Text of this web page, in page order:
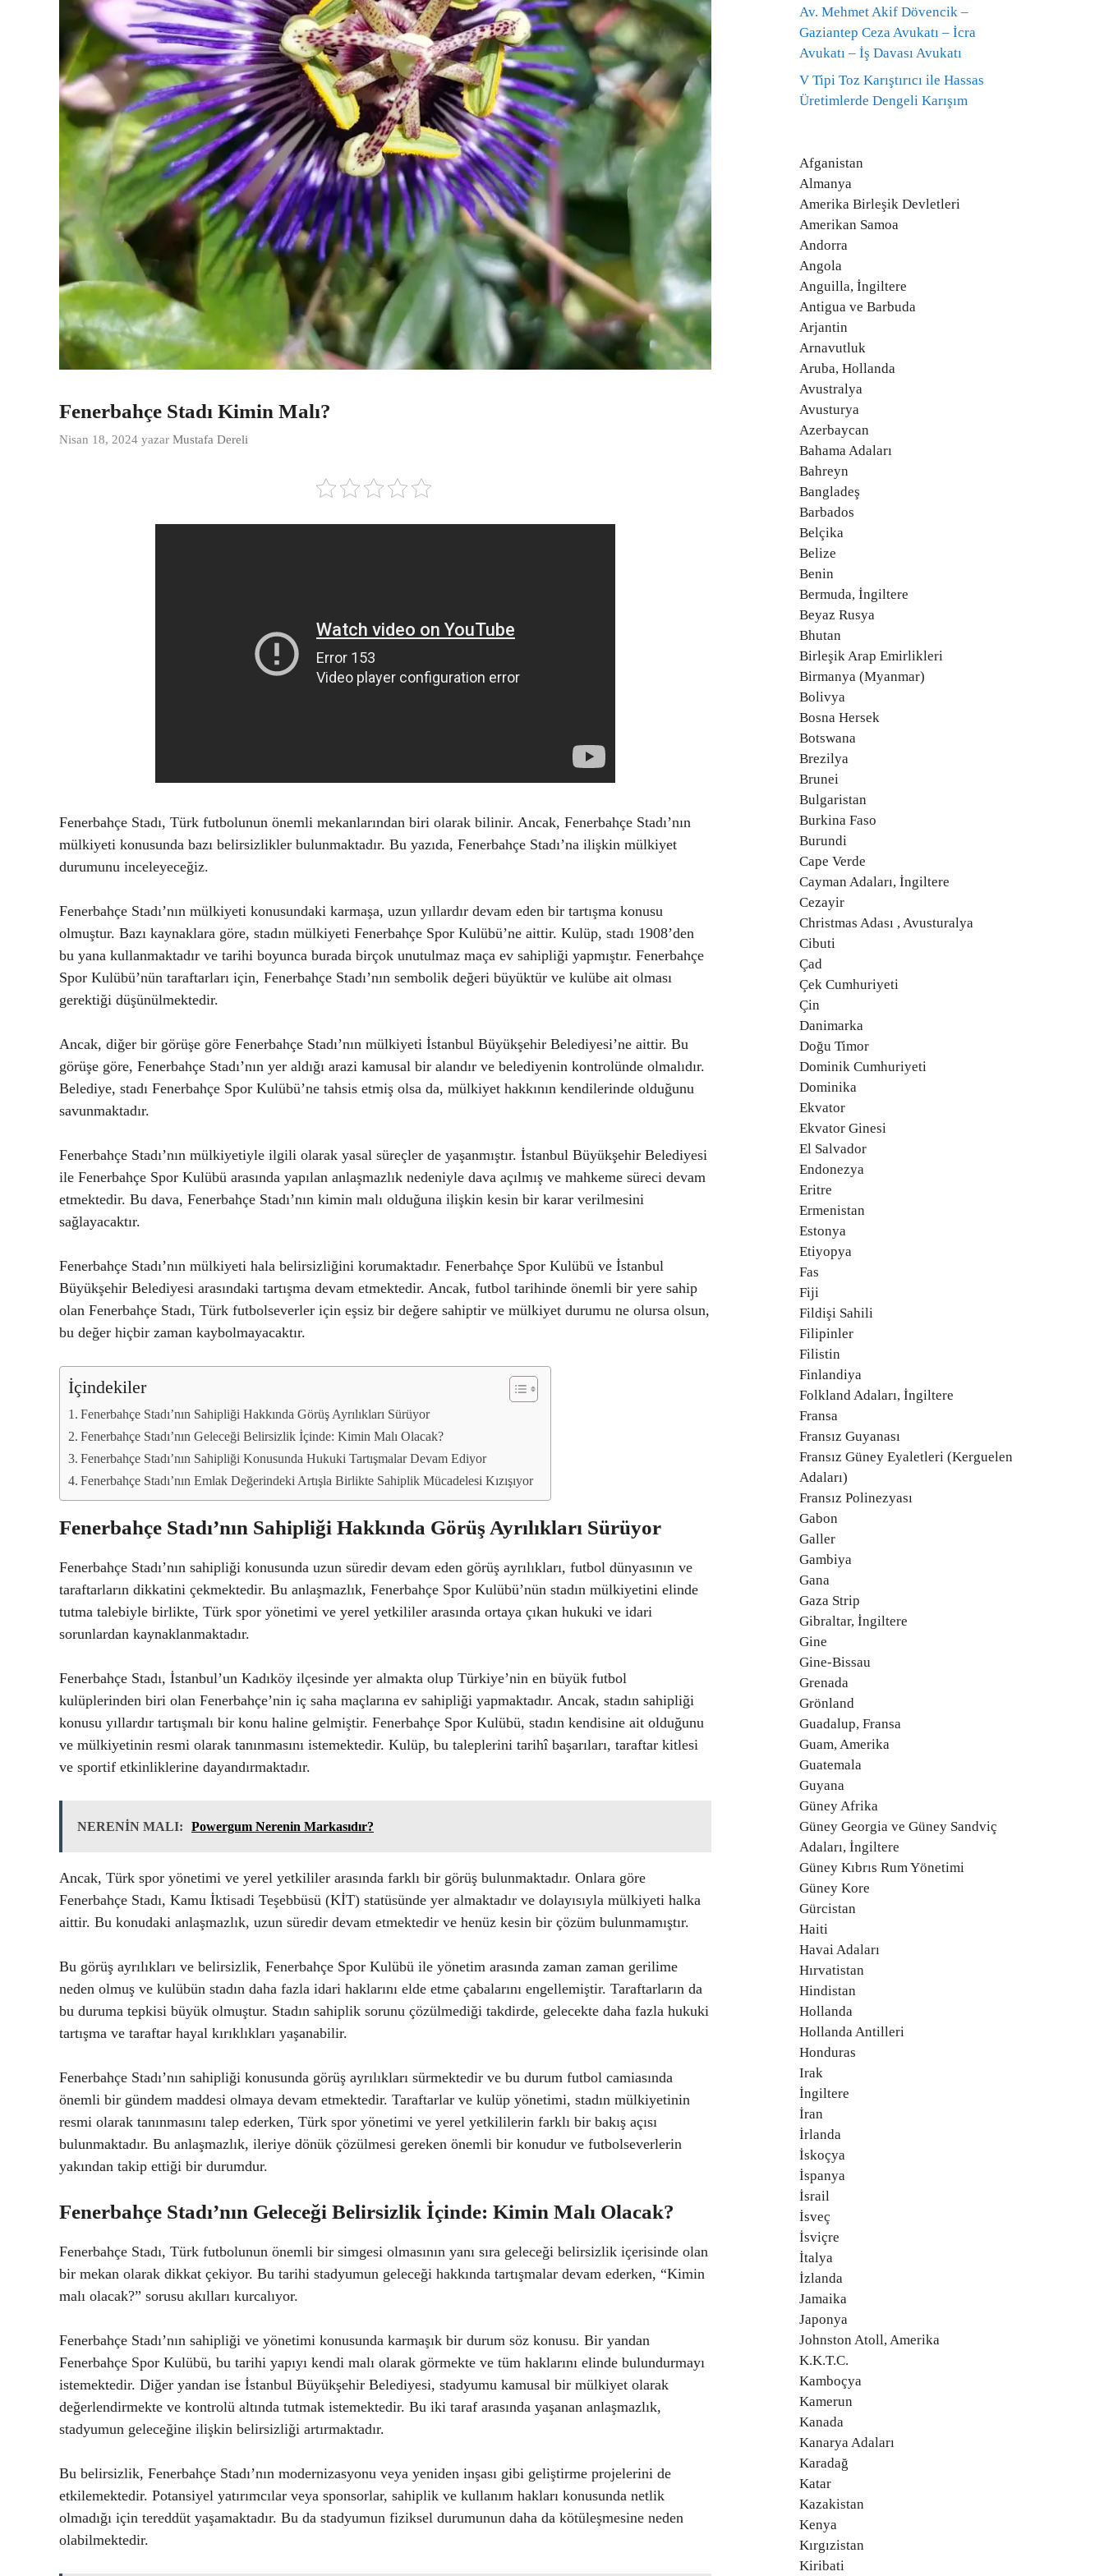
Fenerbahçe Stadı Kimin Malı?
Nisan 18, 2024 yazar Mustafa Dereli
Fenerbahçe Stadı, Türk futbolunun önemli mekanlarından biri olarak bilinir. Ancak, Fenerbahçe Stadı’nın
mülkiyeti konusunda bazı belirsizlikler bulunmaktadır. Bu yazıda, Fenerbahçe Stadı’na ilişkin mülkiyet
durumunu inceleyeceğiz.
Fenerbahçe Stadı’nın mülkiyeti konusundaki karmaşa, uzun yıllardır devam eden bir tartışma konusu
olmuştur. Bazı kaynaklara göre, stadın mülkiyeti Fenerbahçe Spor Kulübü’ne aittir. Kulüp, stadı 1908’den
bu yana kullanmaktadır ve tarihi boyunca burada birçok unutulmaz maça ev sahipliği yapmıştır. Fenerbahçe
Spor Kulübü’nün taraftarları için, Fenerbahçe Stadı’nın sembolik değeri büyüktür ve kulübe ait olması
gerektiği düşünülmektedir.
Ancak, diğer bir görüşe göre Fenerbahçe Stadı’nın mülkiyeti İstanbul Büyükşehir Belediyesi’ne aittir. Bu
görüşe göre, Fenerbahçe Stadı’nın yer aldığı arazi kamusal bir alandır ve belediyenin kontrolünde olmalıdır.
Belediye, stadı Fenerbahçe Spor Kulübü’ne tahsis etmiş olsa da, mülkiyet hakkının kendilerinde olduğunu
savunmaktadır.
Fenerbahçe Stadı’nın mülkiyetiyle ilgili olarak yasal süreçler de yaşanmıştır. İstanbul Büyükşehir Belediyesi
ile Fenerbahçe Spor Kulübü arasında yapılan anlaşmazlık nedeniyle dava açılmış ve mahkeme süreci devam
etmektedir. Bu dava, Fenerbahçe Stadı’nın kimin malı olduğuna ilişkin kesin bir karar verilmesini
sağlayacaktır.
Fenerbahçe Stadı’nın mülkiyeti hala belirsizliğini korumaktadır. Fenerbahçe Spor Kulübü ve İstanbul
Büyükşehir Belediyesi arasındaki tartışma devam etmektedir. Ancak, futbol tarihinde önemli bir yere sahip
olan Fenerbahçe Stadı, Türk futbolseverler için eşsiz bir değere sahiptir ve mülkiyet durumu ne olursa olsun,
bu değer hiçbir zaman kaybolmayacaktır.
İçindekiler
Fenerbahçe Stadı’nın Sahipliği Hakkında Görüş Ayrılıkları Sürüyor
Fenerbahçe Stadı’nın Geleceği Belirsizlik İçinde: Kimin Malı Olacak?
Fenerbahçe Stadı’nın Sahipliği Konusunda Hukuki Tartışmalar Devam Ediyor
Fenerbahçe Stadı’nın Emlak Değerindeki Artışla Birlikte Sahiplik Mücadelesi Kızışıyor
Fenerbahçe Stadı’nın Sahipliği Hakkında Görüş Ayrılıkları Sürüyor
Fenerbahçe Stadı’nın sahipliği konusunda uzun süredir devam eden görüş ayrılıkları, futbol dünyasının ve
taraftarların dikkatini çekmektedir. Bu anlaşmazlık, Fenerbahçe Spor Kulübü’nün stadın mülkiyetini elinde
tutma talebiyle birlikte, Türk spor yönetimi ve yerel yetkililer arasında ortaya çıkan hukuki ve idari
sorunlardan kaynaklanmaktadır.
Fenerbahçe Stadı, İstanbul’un Kadıköy ilçesinde yer almakta olup Türkiye’nin en büyük futbol
kulüplerinden biri olan Fenerbahçe’nin iç saha maçlarına ev sahipliği yapmaktadır. Ancak, stadın sahipliği
konusu yıllardır tartışmalı bir konu haline gelmiştir. Fenerbahçe Spor Kulübü, stadın kendisine ait olduğunu
ve mülkiyetinin resmi olarak tanınmasını istemektedir. Kulüp, bu taleplerini tarihî başarıları, taraftar kitlesi
ve sportif etkinliklerine dayandırmaktadır.
NERENİN MALI: Powergum Nerenin Markasıdır?
Ancak, Türk spor yönetimi ve yerel yetkililer arasında farklı bir görüş bulunmaktadır. Onlara göre
Fenerbahçe Stadı, Kamu İktisadi Teşebbüsü (KİT) statüsünde yer almaktadır ve dolayısıyla mülkiyeti halka
aittir. Bu konudaki anlaşmazlık, uzun süredir devam etmektedir ve henüz kesin bir çözüm bulunmamıştır.
Bu görüş ayrılıkları ve belirsizlik, Fenerbahçe Spor Kulübü ile yönetim arasında zaman zaman gerilime
neden olmuş ve kulübün stadın daha fazla idari haklarını elde etme çabalarını engellemiştir. Taraftarların da
bu duruma tepkisi büyük olmuştur. Stadın sahiplik sorunu çözülmediği takdirde, gelecekte daha fazla hukuki
tartışma ve taraftar hayal kırıklıkları yaşanabilir.
Fenerbahçe Stadı’nın sahipliği konusunda görüş ayrılıkları sürmektedir ve bu durum futbol camiasında
önemli bir gündem maddesi olmaya devam etmektedir. Taraftarlar ve kulüp yönetimi, stadın mülkiyetinin
resmi olarak tanınmasını talep ederken, Türk spor yönetimi ve yerel yetkililerin farklı bir bakış açısı
bulunmaktadır. Bu anlaşmazlık, ileriye dönük çözülmesi gereken önemli bir konudur ve futbolseverlerin
yakından takip ettiği bir durumdur.
Fenerbahçe Stadı’nın Geleceği Belirsizlik İçinde: Kimin Malı Olacak?
Fenerbahçe Stadı, Türk futbolunun önemli bir simgesi olmasının yanı sıra geleceği belirsizlik içerisinde olan
bir mekan olarak dikkat çekiyor. Bu tarihi stadyumun geleceği hakkında tartışmalar devam ederken, “Kimin
malı olacak?” sorusu akılları kurcalıyor.
Fenerbahçe Stadı’nın sahipliği ve yönetimi konusunda karmaşık bir durum söz konusu. Bir yandan
Fenerbahçe Spor Kulübü, bu tarihi yapıyı kendi malı olarak görmekte ve tüm haklarını elinde bulundurmayı
istemektedir. Diğer yandan ise İstanbul Büyükşehir Belediyesi, stadyumu kamusal bir mülkiyet olarak
değerlendirmekte ve kontrolü altında tutmak istemektedir. Bu iki taraf arasında yaşanan anlaşmazlık,
stadyumun geleceğine ilişkin belirsizliği artırmaktadır.
Bu belirsizlik, Fenerbahçe Stadı’nın modernizasyonu veya yeniden inşası gibi geliştirme projelerini de
etkilemektedir. Potansiyel yatırımcılar veya sponsorlar, sahiplik ve kullanım hakları konusunda netlik
olmadığı için tereddüt yaşamaktadır. Bu da stadyumun fiziksel durumunun daha da kötüleşmesine neden
olabilmektedir.
Av. Mehmet Akif Dövencik –
Gaziantep Ceza Avukatı – İcra
Avukatı – İş Davası Avukatı
V Tipi Toz Karıştırıcı ile Hassas
Üretimlerde Dengeli Karışım
Afganistan
Almanya
Amerika Birleşik Devletleri
Amerikan Samoa
Andorra
Angola
Anguilla, İngiltere
Antigua ve Barbuda
Arjantin
Arnavutluk
Aruba, Hollanda
Avustralya
Avusturya
Azerbaycan
Bahama Adaları
Bahreyn
Bangladeş
Barbados
Belçika
Belize
Benin
Bermuda, İngiltere
Beyaz Rusya
Bhutan
Birleşik Arap Emirlikleri
Birmanya (Myanmar)
Bolivya
Bosna Hersek
Botswana
Brezilya
Brunei
Bulgaristan
Burkina Faso
Burundi
Cape Verde
Cayman Adaları, İngiltere
Cezayir
Christmas Adası , Avusturalya
Cibuti
Çad
Çek Cumhuriyeti
Çin
Danimarka
Doğu Timor
Dominik Cumhuriyeti
Dominika
Ekvator
Ekvator Ginesi
El Salvador
Endonezya
Eritre
Ermenistan
Estonya
Etiyopya
Fas
Fiji
Fildişi Sahili
Filipinler
Filistin
Finlandiya
Folkland Adaları, İngiltere
Fransa
Fransız Guyanası
Fransız Güney Eyaletleri (Kerguelen
Adaları)
Fransız Polinezyası
Gabon
Galler
Gambiya
Gana
Gaza Strip
Gibraltar, İngiltere
Gine
Gine-Bissau
Grenada
Grönland
Guadalup, Fransa
Guam, Amerika
Guatemala
Guyana
Güney Afrika
Güney Georgia ve Güney Sandviç
Adaları, İngiltere
Güney Kıbrıs Rum Yönetimi
Güney Kore
Gürcistan
Haiti
Havai Adaları
Hırvatistan
Hindistan
Hollanda
Hollanda Antilleri
Honduras
Irak
İngiltere
İran
İrlanda
İskoçya
İspanya
İsrail
İsveç
İsviçre
İtalya
İzlanda
Jamaika
Japonya
Johnston Atoll, Amerika
K.K.T.C.
Kamboçya
Kamerun
Kanada
Kanarya Adaları
Karadağ
Katar
Kazakistan
Kenya
Kırgızistan
Kiribati